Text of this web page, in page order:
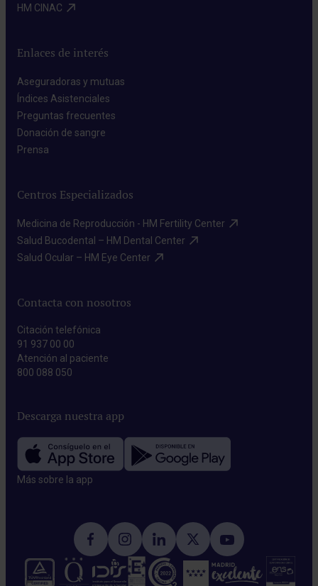
HM CINAC​
Enlaces de interés
Aseguradoras y mutuas​
Índices Asistenciales​
Preguntas frecuentes​
Donación de sangre​
Prensa​
Centros Especializados
Medicina de Reproducción - HM Fertility Center​
Salud Bucodental – HM Dental Center​
Salud Ocular – HM Eye Center​
Contacta con nosotros
Citación telefónica
91 937 00 00
Atención al paciente
800 088 050
Descarga nuestra app
Más sobre la app​